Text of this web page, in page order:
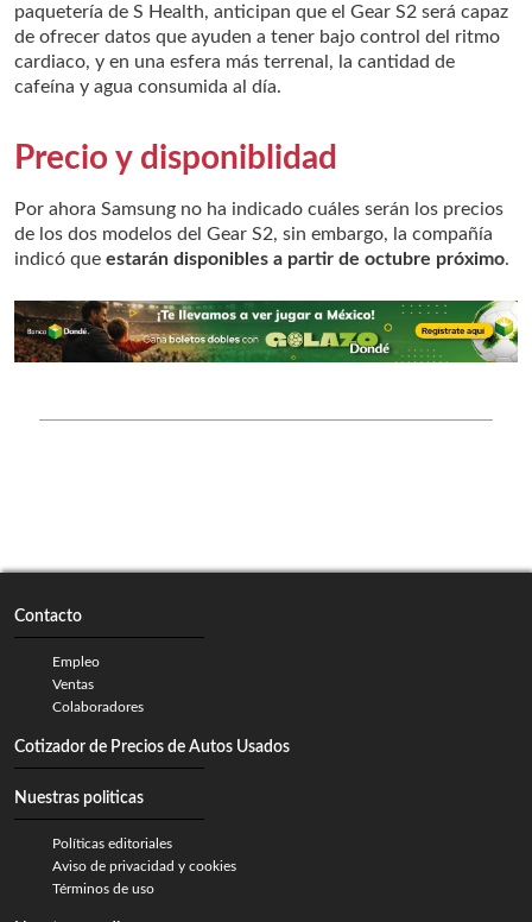
paquetería de S Health, anticipan que el Gear S2 será capaz
de ofrecer datos que ayuden a tener bajo control del ritmo
cardiaco, y en una esfera más terrenal, la cantidad de
cafeína y agua consumida al día.
Precio y disponiblidad
Por ahora Samsung no ha indicado cuáles serán los precios
de los dos modelos del Gear S2, sin embargo, la compañía
indicó que estarán disponibles a partir de octubre próximo.
Contacto
Empleo
Ventas
Colaboradores
Cotizador de Precios de Autos Usados
Nuestras politicas
Políticas editoriales
Aviso de privacidad y cookies
Términos de uso